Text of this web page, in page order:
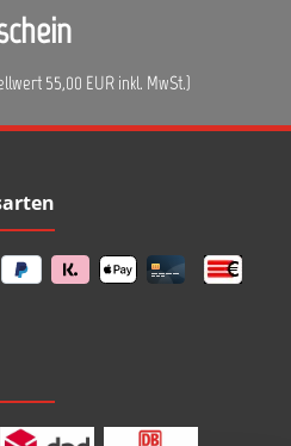
55,00 EUR inkl. MwSt.)